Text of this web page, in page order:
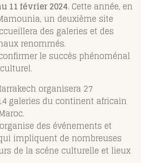
11 février 2024. Cette année, en
un deuxième site
des galeries et des
renommés.
le succès phénoménal
organisera 27
galeries du continent africain
des événements et
impliquent de nombreuses
de la scéne culturelle et lieux